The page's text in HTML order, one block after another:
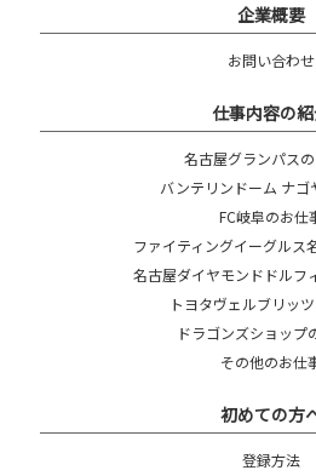
企業概要
お問い合わせ
仕事内容の
名古屋グランパス
バンテリンドーム ナゴ
FC岐阜のお仕
ファイティングイーグルス
名古屋ダイヤモンドドルフ
トヨタヴェルブリッ
ドラゴンズショップ
その他のお仕
初めての方
登録方法